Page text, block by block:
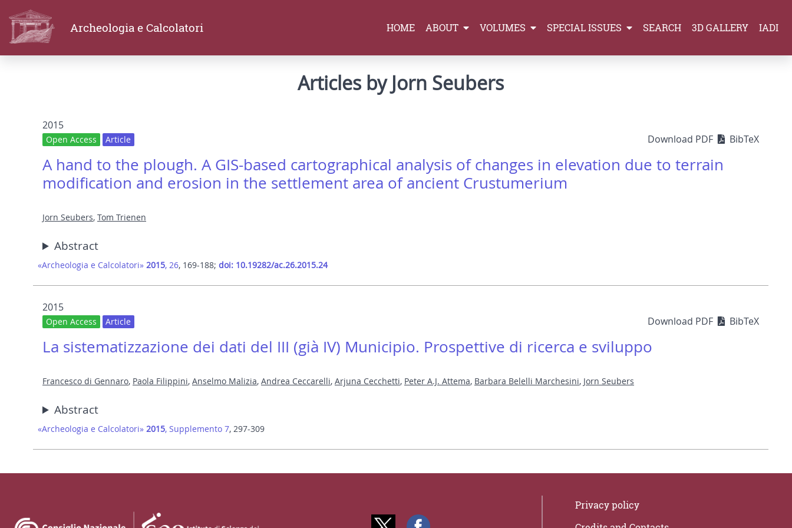
Archeologia e Calcolatori HOME ABOUT VOLUMES SPECIAL ISSUES SEARCH 3D GALLERY IADI
Articles by Jorn Seubers
2015
Open Access Article Download PDF BibTeX
A hand to the plough. A GIS-based cartographical analysis of changes in elevation due to terrain
modification and erosion in the settlement area of ancient Crustumerium
Jorn Seubers, Tom Trienen
Abstract
«Archeologia e Calcolatori» 2015, 26, 169-188; doi: 10.19282/ac.26.2015.24
2015
Open Access Article Download PDF BibTeX
La sistematizzazione dei dati del III (già IV) Municipio. Prospettive di ricerca e sviluppo
Francesco di Gennaro, Paola Filippini, Anselmo Malizia, Andrea Ceccarelli, Arjuna Cecchetti, Peter A.J. Attema, Barbara Belelli Marchesini, Jorn Seubers
Abstract
«Archeologia e Calcolatori» 2015, Supplemento 7, 297-309
Privacy policy